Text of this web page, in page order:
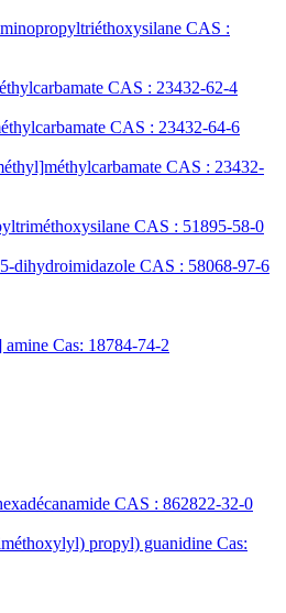
CAS :
CAS : 23432-62-4
CAS : 23432-64-6
CAS : 23432-
CAS : 51895-58-0
dihydroimidazole CAS : 58068-97-6
Cas: 18784-74-2
CAS : 862822-32-0
propyl) guanidine Cas: